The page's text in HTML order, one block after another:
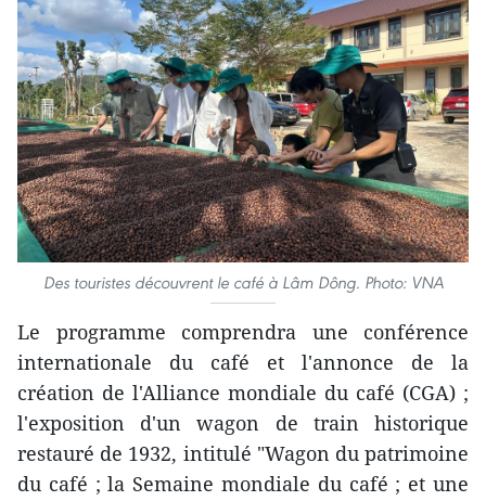
Des touristes découvrent le café à Lâm Dông. Photo: VNA
Le programme comprendra une conférence
internationale du café et l'annonce de la
création de l'Alliance mondiale du café (CGA) ;
l'exposition d'un wagon de train historique
restauré de 1932, intitulé "Wagon du patrimoine
du café ; la Semaine mondiale du café ; et une